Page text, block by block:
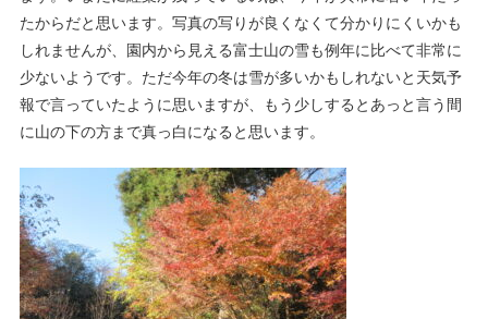
たからだと思います。写真の写りが良くなくて分かりにくいかも
しれませんが、園内から見える富士山の雪も例年に比べて非常に
少ないようです。ただ今年の冬は雪が多いかもしれないと天気予
報で言っていたように思いますが、もう少しするとあっと言う間
に山の下の方まで真っ白になると思います。